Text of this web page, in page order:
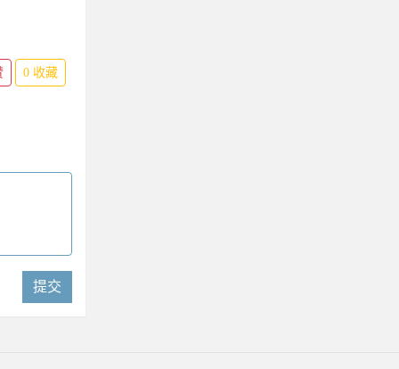
0 收藏
提交